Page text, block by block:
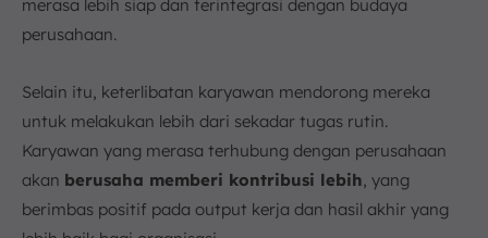
merasa lebih siap dan terintegrasi dengan budaya
perusahaan.
Selain itu, keterlibatan karyawan mendorong mereka
untuk melakukan lebih dari sekadar tugas rutin.
Karyawan yang merasa terhubung dengan perusahaan
akan berusaha memberi kontribusi lebih, yang
berimbas positif pada output kerja dan hasil akhir yang